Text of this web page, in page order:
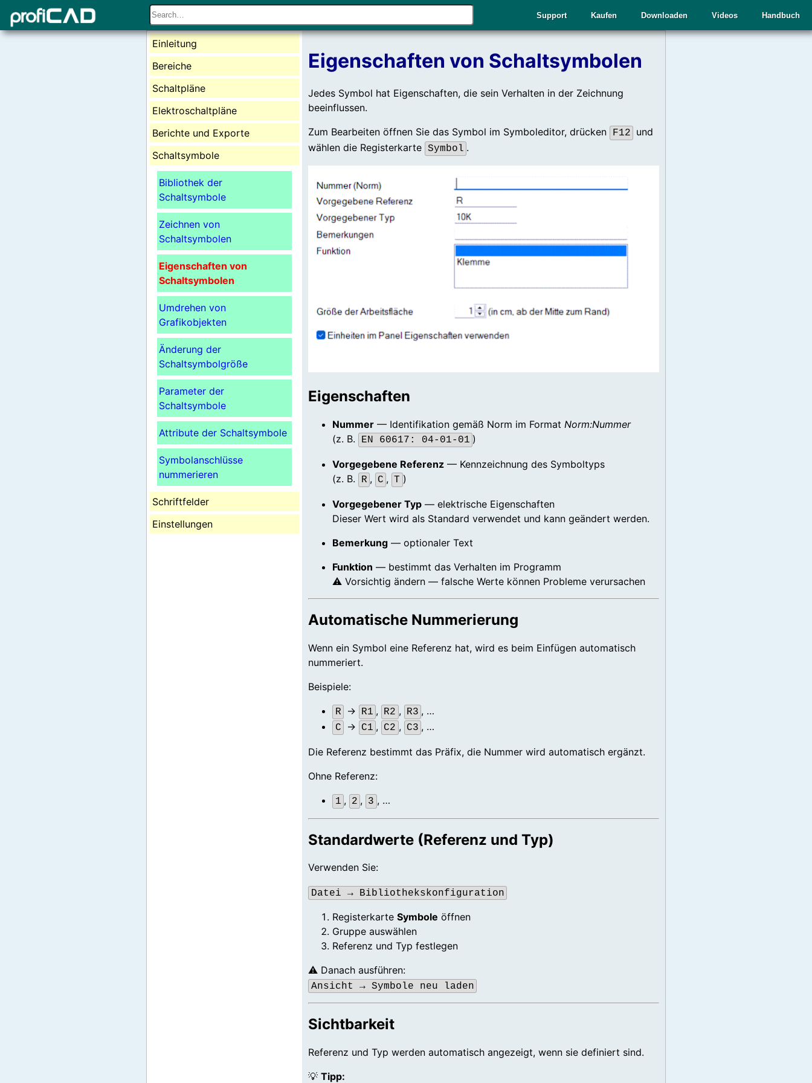
die
nach
oben
unten,
das
verfügbare
zum
ausgewählten
zu
gelangen.
Benutzer
Touch-
Handbuch
Videos
Downloaden
Kaufen
Support
Eigenschaften von Schaltsymbolen
Jedes Symbol hat Eigenschaften, die sein Verhalten in der Zeichnung
beeinflussen.
Zum Bearbeiten öffnen Sie das Symbol im Symboleditor, drücken
F12
und
wählen die Registerkarte Symbol .
Eigenschaften
Nummer — Identifikation gemäß Norm im Format Norm:Nummer
(z. B.
EN 60617: 04-01-01 )
Vorgegebene Referenz — Kennzeichnung des Symboltyps
(z. B.
R , C , T )
Vorgegebener Typ — elektrische Eigenschaften
Dieser Wert wird als Standard verwendet und kann geändert werden.
Bemerkung — optionaler Text
Funktion — bestimmt das Verhalten im Programm
⚠️ Vorsichtig ändern — falsche Werte können Probleme verursachen
Automatische Nummerierung
Wenn ein Symbol eine Referenz hat, wird es beim Einfügen automatisch
nummeriert.
Beispiele:
R → R1 , R2 , R3 , …
C → C1 , C2 , C3 , …
Die Referenz bestimmt das Präfix, die Nummer wird automatisch ergänzt.
Ohne Referenz:
1 , 2 , 3 , …
Standardwerte (Referenz und Typ)
Verwenden Sie:
Datei → Bibliothekskonfiguration
RegisterkarteSymbole öffnen
Gruppe auswählen
Referenz und Typ festlegen
⚠️ Danach ausführen:
Ansicht → Symbole neu laden
Sichtbarkeit
Referenz und Typ werden automatisch angezeigt, wenn sie definiert sind.
💡Tipp:
Einleitung
Bereiche
Schaltpläne
Elektroschaltpläne
Berichte und Exporte
Schaltsymbole
Bibliothek der
Schaltsymbole
Zeichnen von
Schaltsymbolen
Eigenschaften von
Schaltsymbolen
Umdrehen von
Grafikobjekten
Änderung der
Schaltsymbolgröße
Parameter der
Schaltsymbole
Attribute der Schaltsymbole
Symbolanschlüsse
nummerieren
Schriftfelder
Einstellungen